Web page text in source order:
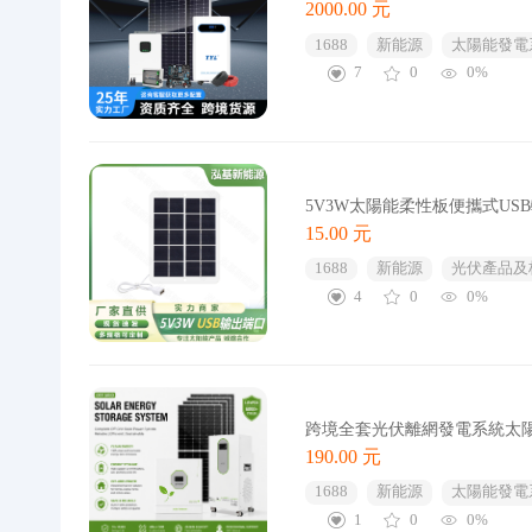
2000.00 元
1688 新能源
太陽能發電
7
0 0%
5V3W太陽能柔性板便攜式
15.00 元
1688 新能源
光伏產品
4
0 0%
跨境全套光伏離網發電系統太
190.00 元
1688 新能源
太陽能發電
1
0 0%